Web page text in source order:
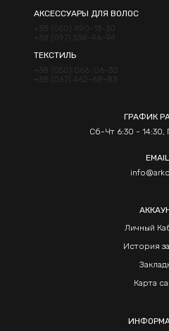
АКСЕССУАРЫ ДЛЯ ВОЛОС
+38 (050) 490-13-30
+38 (097) 538-46-94
ТЕКСТИЛЬ
+38 (050) 066-06-30
+38 (067) 462-68-83
ГРАФИК
Сб-Чт 6:30 - 14:30,
EMAIL
Личный
История
Карта